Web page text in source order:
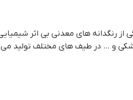
رنگدانه های معدنی بی اثر
و … در طیف های مختلف تولید